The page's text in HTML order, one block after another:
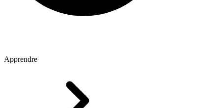
Apprendre